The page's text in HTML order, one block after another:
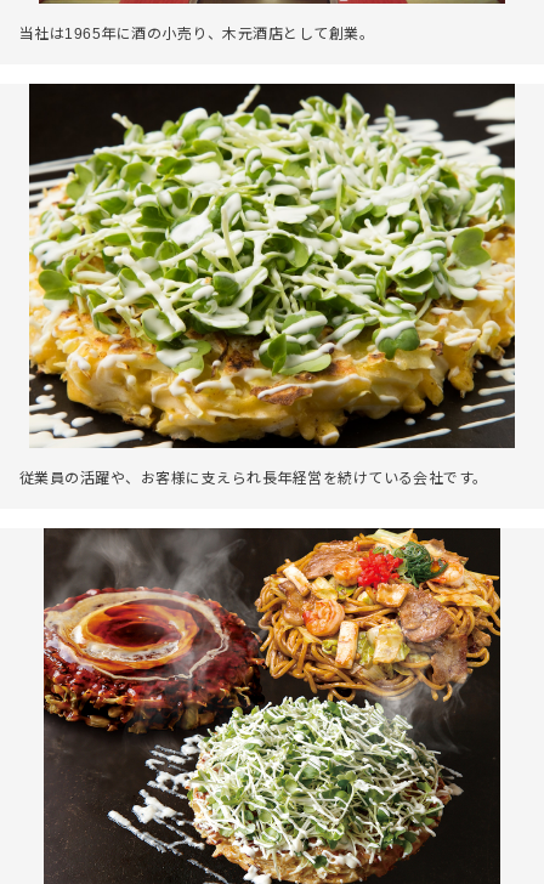
当社は1965年に酒の小売り、木元酒店として創業。
従業員の活躍や、お客様に支えられ長年経営を続けている会社です。